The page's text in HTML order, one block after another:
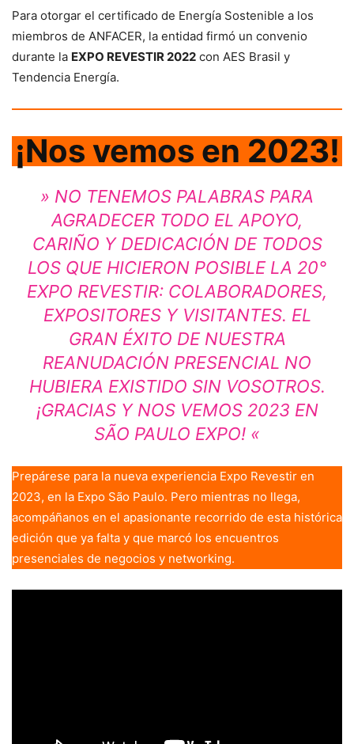
Para otorgar el certificado de Energía Sostenible a los
miembros de ANFACER, la entidad firmó un convenio
durante la EXPO REVESTIR 2022 con AES Brasil y
Tendencia Energía.
¡Nos vemos en 2023!
» NO TENEMOS PALABRAS PARA
AGRADECER TODO EL APOYO,
CARIÑO Y DEDICACIÓN DE TODOS
LOS QUE HICIERON POSIBLE LA 20°
EXPO REVESTIR: COLABORADORES,
EXPOSITORES Y VISITANTES. EL
GRAN ÉXITO DE NUESTRA
REANUDACIÓN PRESENCIAL NO
HUBIERA EXISTIDO SIN VOSOTROS.
¡GRACIAS Y NOS VEMOS 2023 EN
SÃO PAULO EXPO! «
Prepárese para la nueva experiencia Expo Revestir en
2023, en la Expo São Paulo. Pero mientras no llega,
acompáñanos en el apasionante recorrido de esta histórica
edición que ya falta y que marcó los encuentros
presenciales de negocios y networking.